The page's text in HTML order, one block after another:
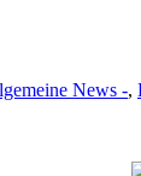
News -,